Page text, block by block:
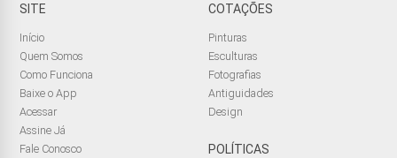
SITE
Início
Quem Somos
Como Funciona
Baixe o App
Acessar
Assine Já
Fale Conosco
COTAÇÕES
Pinturas
Esculturas
Fotografias
Antiguidades
Design
POLÍTICAS